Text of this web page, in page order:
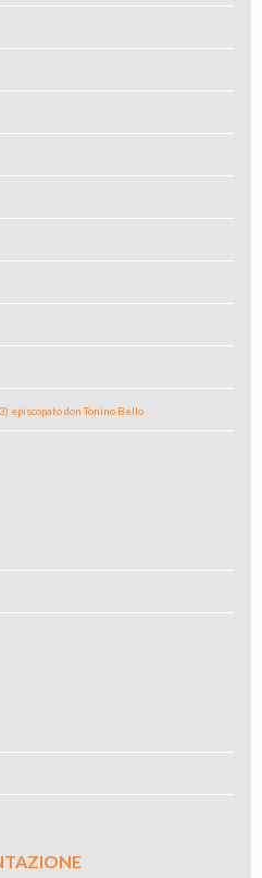
episcopato don Tonino Bello